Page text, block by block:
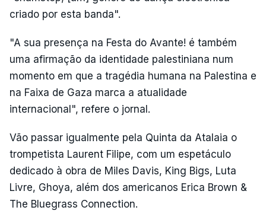
criado por esta banda".
"A sua presença na Festa do Avante! é também
uma afirmação da identidade palestiniana num
momento em que a tragédia humana na Palestina e
na Faixa de Gaza marca a atualidade
internacional", refere o jornal.
Vão passar igualmente pela Quinta da Atalaia o
trompetista Laurent Filipe, com um espetáculo
dedicado à obra de Miles Davis, King Bigs, Luta
Livre, Ghoya, além dos americanos Erica Brown &
The Bluegrass Connection.